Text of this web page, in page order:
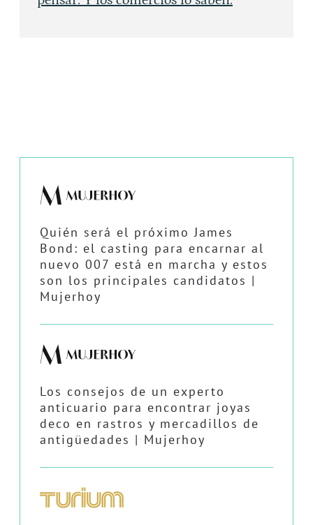
Quién será el próximo James
Bond: el casting para encarnar al
nuevo 007 está en marcha y estos
son los principales candidatos |
Mujerhoy
Los consejos de un experto
anticuario para encontrar joyas
deco en rastros y mercadillos de
antigüedades | Mujerhoy